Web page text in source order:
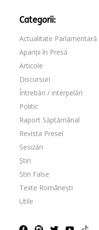
Categorii:
Actualitate Parlamentară
Apariții în Presă
Articole
Discursuri
Întrebări / interpelări
Politic
Raport Săptămânal
Revista Presei
Sesizări
Știri
Stiri False
Texte Românești
Utile